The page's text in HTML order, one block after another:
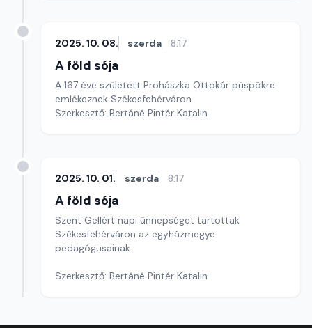
2025. 10. 08. szerda 8:17
A föld sója
A 167 éve született Prohászka Ottokár püspökre
emlékeznek Székesfehérváron
Szerkesztő: Bertáné Pintér Katalin
2025. 10. 01. szerda 8:17
A föld sója
Szent Gellért napi ünnepséget tartottak
Székesfehérváron az egyházmegye
pedagógusainak.
Szerkesztő: Bertáné Pintér Katalin